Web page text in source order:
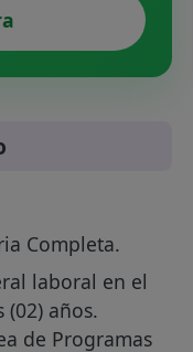
Completa.
laboral en el
años.
de Programas